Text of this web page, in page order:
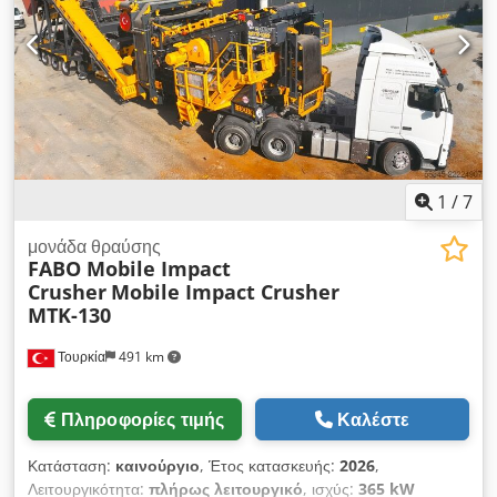
Υδραυλικά υποστηρίγματα • Κινητό σασί με άξονες και ελαστικά
• Πλήρες αυτόματο σύστημα • Εύκολες πλατφόρμες
συντήρησης • Γεννήτρια ντίζελ (προαιρετικό) *Όλα τα προϊόντα
μας κατασκευάζονται με προσοχή και καλύπτονται από
εγγύηση 1 έτους! *Η εγκατάσταση και εκπαίδευση χειριστή
είναι ΔΩΡΕΑΝ Dkjdpfxszp U A Aj Afwor ΓΙΑ ΠΕΡΙΣΣΟΤΕΡΕΣ
ΠΛΗΡΟΦΟΡΙΕΣ ΕΠΙΚΟΙΝΩΝΗΣΤΕ ΜΑΖΙ ΜΑΣ!
1 /7
Τουρκία 491 km
μονάδα θραύσης
FABO Mobile Impact
Crusher Mobile Impact Crusher
MTK-130
Πληροφορίες τιμής Καλέστε
Κατάσταση: καινούργιο, Έτος κατασκευής: 2026,
Λειτουργικότητα: πλήρως λειτουργικό, ισχύς: 365 kW